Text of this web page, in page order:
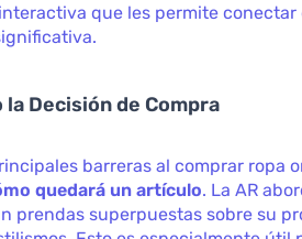
que les permite conectar
Decisión de Compra
barreras al comprar ropa
quedará un artículo. La AR
prendas superpuestas sobre su